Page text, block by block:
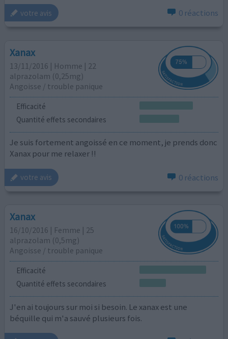
votre avis 0 réactions
Xanax
13/11/2016 | Homme | 22
alprazolam (0,25mg)
Angoisse / trouble panique
Efficacité
Quantité effets secondaires
Je suis fortement angoissé en ce moment, je prends donc
Xanax pour me relaxer !!
votre avis 0 réactions
Xanax
16/10/2016 | Femme | 25
alprazolam (0,5mg)
Angoisse / trouble panique
Efficacité
Quantité effets secondaires
J'en ai toujours sur moi si besoin. Le xanax est une
béquille qui m'a sauvé plusieurs fois.